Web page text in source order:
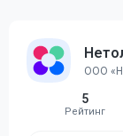
ООО
5